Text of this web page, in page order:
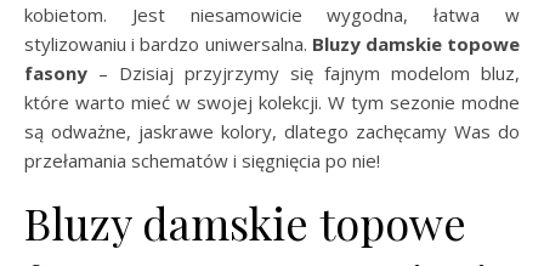
kobietom. Jest niesamowicie wygodna, łatwa w
stylizowaniu i bardzo uniwersalna. Bluzy damskie topowe
fasony – Dzisiaj przyjrzymy się fajnym modelom bluz,
które warto mieć w swojej kolekcji. W tym sezonie modne
są odważne, jaskrawe kolory, dlatego zachęcamy Was do
przełamania schematów i sięgnięcia po nie!
Bluzy damskie topowe